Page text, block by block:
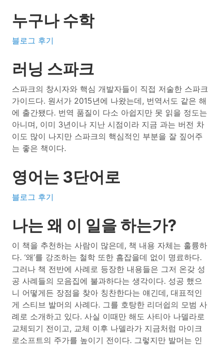
누구나 수학
블로그 후기
러닝 스파크
스파크의 창시자와 핵심 개발자들이 직접 저술한 스파크
가이드다. 원서가 2015년에 나왔는데, 번역서도 같은 해
에 출간됐다. 번역 품질이 다소 아쉽지만 못 읽을 정도는
아니며, 이미 3년이나 지난 시점이라 지금 과는 버전 차
이도 많이 나지만 스파크의 핵심적인 부분을 잘 짚어주
는 좋은 책이다.
영어는 3단어로
블로그 후기
나는 왜 이 일을 하는가?
이 책을 추천하는 사람이 많은데, 책 내용 자체는 훌륭하
다. ‘왜’를 강조하는 철학 또한 흠잡을데 없이 명료하다.
그러나 책 전반에 사례로 등장한 내용들은 그저 온갖 성
공 사례들의 모음집에 불과하다는 생각이다. 성공 했으
니 어떻게든 장점을 찾아 칭찬한다는 얘긴데, 대표적인
게 스티브 발머의 사례다. 그를 호탕한 리더쉽의 모범 사
례로 소개하고 있다. 사실 이때만 해도 사티아 나델라로
교체되기 전이고, 교체 이후 나델라가 지금처럼 마이크
로소프트의 주가를 높이기 전이다. 그렇지만 발머는 인